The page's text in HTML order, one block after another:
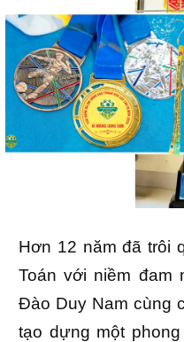
Hơn 12 năm đã trôi
Toán với niềm đam
Đào Duy Nam cùng
tạo dựng một